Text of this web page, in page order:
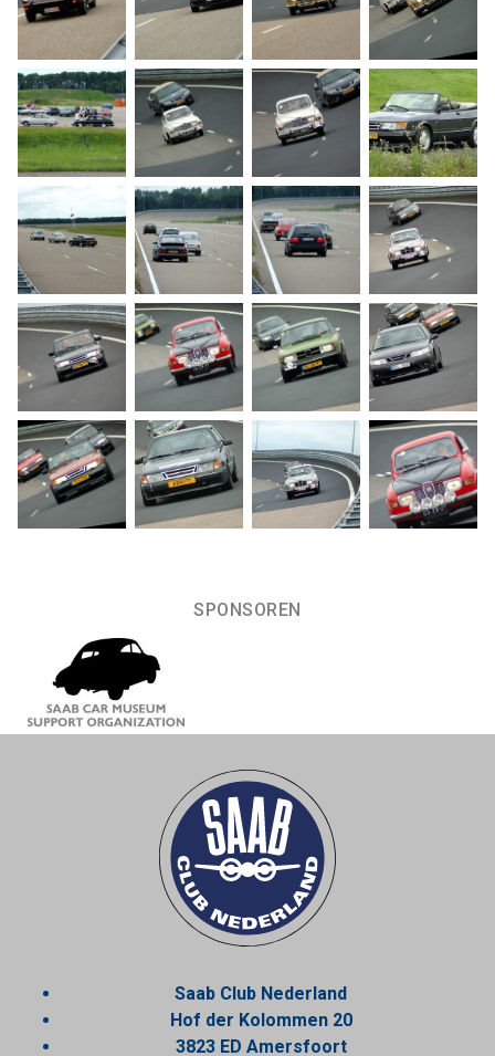
SPONSOREN
Saab Club Nederland
Hof der Kolommen 20
3823 ED Amersfoort